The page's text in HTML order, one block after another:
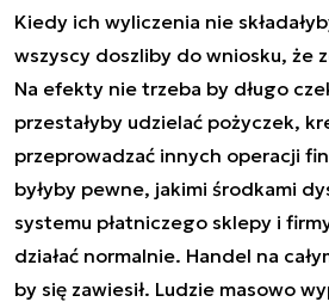
Kiedy ich wyliczenia nie
wszyscy doszliby do wniosku, że
Na efekty nie trzeba by długo
przestałyby udzielać pożyczek,
przeprowadzać innych operacji
byłyby pewne, jakimi środkami
systemu płatniczego sklepy i
działać normalnie. Handel na
by się zawiesił. Ludzie masowo